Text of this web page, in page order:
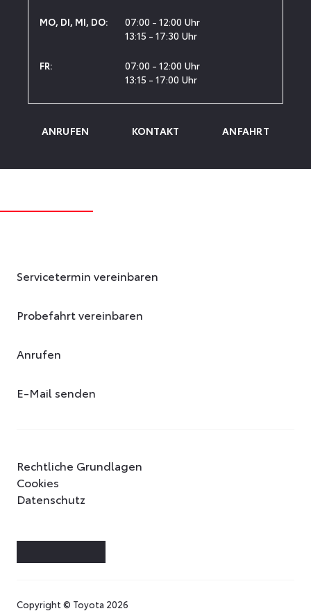
MO, DI, MI, DO:
07:00 - 12:00 Uhr
13:15 - 17:30 Uhr
FR:
07:00 - 12:00 Uhr
13:15 - 17:00 Uhr
ANRUFEN KONTAKT ANFAHRT
Servicetermin vereinbaren
Probefahrt vereinbaren
Anrufen
E-Mail senden
Rechtliche Grundlagen
Cookies
Datenschutz
Copyright © Toyota 2026